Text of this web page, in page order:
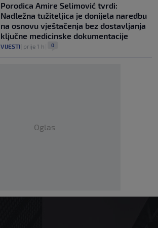
Porodica Amire Selimović tvrdi:
Nadležna tužiteljica je donijela naredbu
na osnovu vještačenja bez dostavljanja
ključne medicinske dokumentacije
VIJESTI prije 1 h 0
Oglas